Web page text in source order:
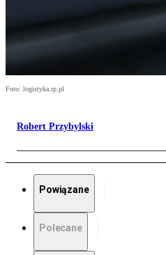
Foto: logistyka.rp.pl
Robert Przybylski
Powiązane
Polecane